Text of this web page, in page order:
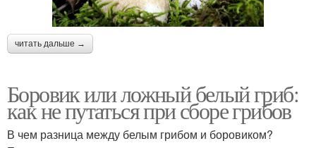
читать дальше →
Боровик или ложный белый гриб:
как не путаться при сборе грибов
В чем разница между белым грибом и боровиком?